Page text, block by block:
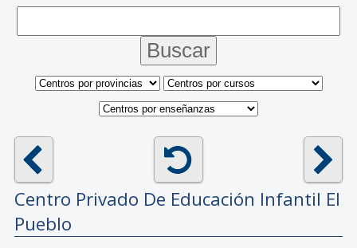
Centro Privado De Educación Infantil El
Pueblo